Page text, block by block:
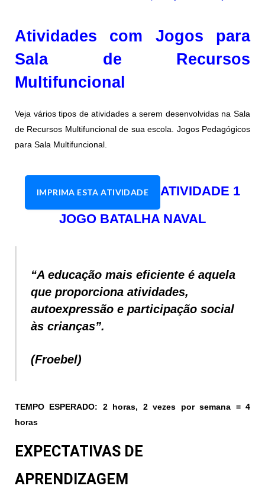
Atividades com Jogos para
Sala de Recursos
Multifuncional
Veja vários tipos de atividades a serem desenvolvidas na Sala
de Recursos Multifuncional de sua escola. Jogos Pedagógicos
para Sala Multifuncional.
IMPRIMA ESTA ATIVIDADE
ATIVIDADE 1
JOGO BATALHA NAVAL
“A educação mais eficiente é aquela
que proporciona atividades,
autoexpressão e participação social
às crianças”.
(Froebel)
TEMPO ESPERADO: 2 horas, 2 vezes por semana =4
horas
EXPECTATIVAS DE
APRENDIZAGEM